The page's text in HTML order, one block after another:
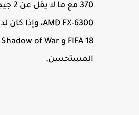
المستحسن.